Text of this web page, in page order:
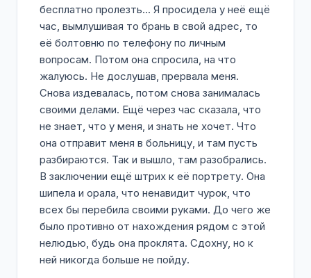
бесплатно пролезть... Я просидела у неё ещё
час, вымлушивая то брань в свой адрес, то
её болтовню по телефону по личным
вопросам. Потом она спросила, на что
жалуюсь. Не дослушав, прервала меня.
Снова издевалась, потом снова занималась
своими делами. Ещё через час сказала, что
не знает, что у меня, и знать не хочет. Что
она отправит меня в больницу, и там пусть
разбираются. Так и вышло, там разобрались.
В заключении ещё штрих к её портрету. Она
шипела и орала, что ненавидит чурок, что
всех бы перебила своими руками. До чего же
было противно от нахождения рядом с этой
нелюдью, будь она проклята. Сдохну, но к
ней никогда больше не пойду.